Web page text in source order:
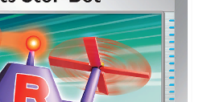
Marktpreis
€0,10